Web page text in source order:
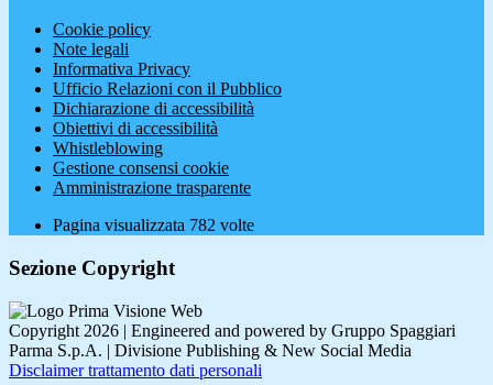
Cookie policy
Note legali
Informativa Privacy
Ufficio Relazioni con il Pubblico
Dichiarazione di accessibilità
Obiettivi di accessibilità
Whistleblowing
Gestione consensi cookie
Amministrazione trasparente
Pagina visualizzata 782 volte
Sezione Copyright
Copyright 2026 | Engineered and powered by Gruppo Spaggiari
Parma S.p.A. | Divisione Publishing & New Social Media
Disclaimer trattamento dati personali